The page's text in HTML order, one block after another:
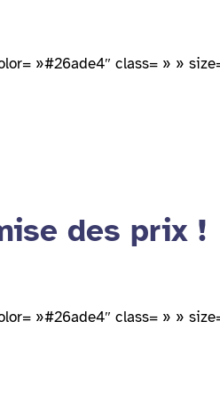
»#26ade4″ class= » »
des prix !
»#26ade4″ class= » »